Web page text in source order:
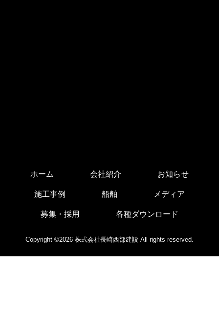
ホーム 会社紹介 お知らせ
施工事例 船舶 メディア
募集・採用 各種ダウンロード
Copyright ©2026 株式会社長崎西部建設 All rights reserved.